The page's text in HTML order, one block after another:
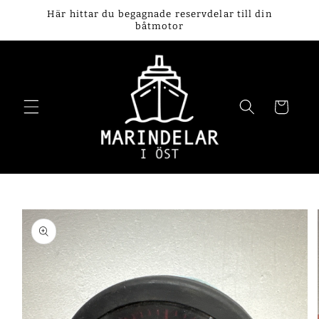
vidare
innehåll
Här hittar du begagnade reservdelar till din
båtmotor
Varukorg
vidare till